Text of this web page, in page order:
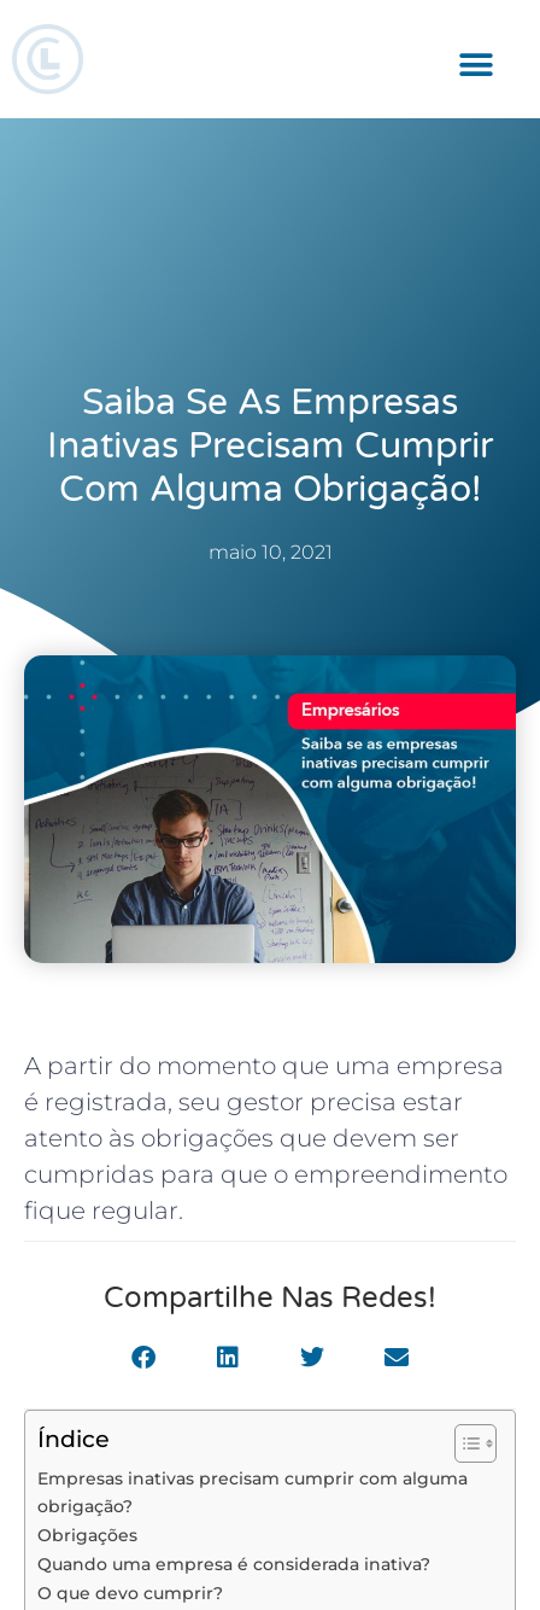
Saiba Se As Empresas
Inativas Precisam Cumprir
Com Alguma Obrigação!
maio 10, 2021
A partir do momento que uma empresa
é registrada, seu gestor precisa estar
atento às obrigações que devem ser
cumpridas para que o empreendimento
fique regular.
Compartilhe Nas Redes!
Índice
Empresas inativas precisam cumprir com alguma
obrigação?
Obrigações
Quando uma empresa é considerada inativa?
O que devo cumprir?